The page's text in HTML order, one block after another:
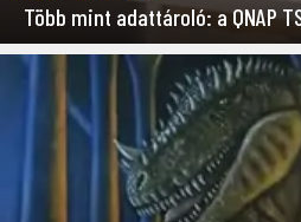
Több mint adattároló: a QNAP